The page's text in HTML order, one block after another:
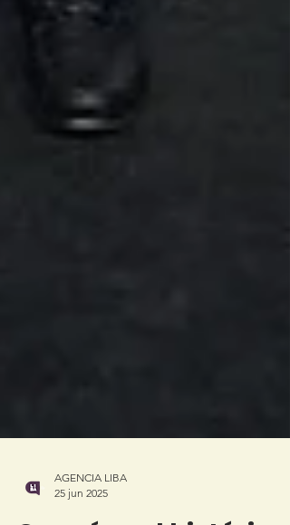
AGENCIA LIBA